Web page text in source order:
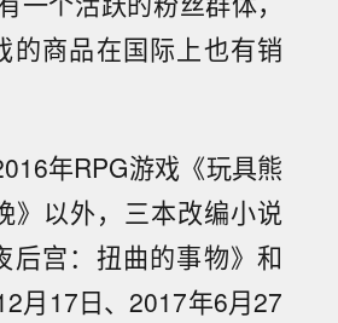
的商品在国际上也有销
年RPG游戏《玩具熊
》以外，三本改编小说
后宫：扭曲的事物》和
月17日、2017年6月27